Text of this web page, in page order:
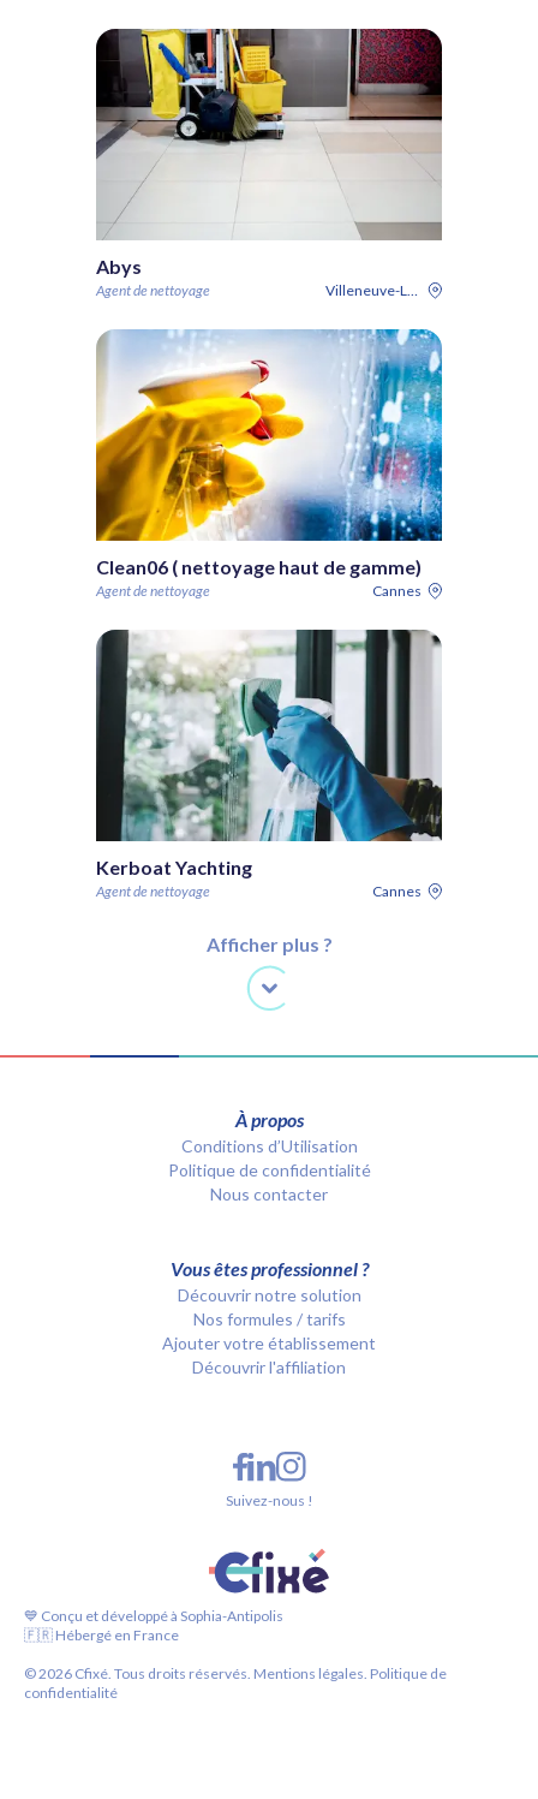
Abys
Agent de nettoyage Villeneuve-Loubet
Clean06 ( nettoyage haut de gamme)
Agent de nettoyage Cannes
Kerboat Yachting
Agent de nettoyage Cannes
Afficher plus ?
À propos
Conditions d’Utilisation
Politique de confidentialité
Nous contacter
Vous êtes professionnel ?
Découvrir notre solution
Nos formules / tarifs
Ajouter votre établissement
Découvrir l'affiliation
💙 Conçu et développé à Sophia-Antipolis
🇫🇷 Hébergé en France
©2026 Cfixé. Tous droits réservés. Mentions légales. Politique de
confidentialité
Suivez-nous !